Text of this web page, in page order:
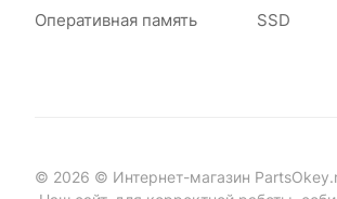
Оперативная память
SSD
© 2026 © Интернет-магазин